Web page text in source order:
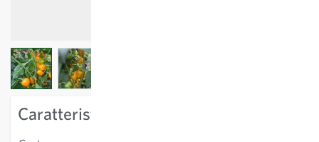
View larger imageView larger image
Caratteristiche specifiche della varietà